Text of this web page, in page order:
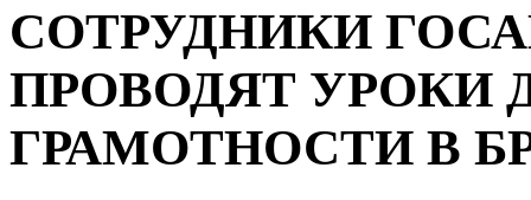
СОТРУДНИКИ
ПРОВОДЯТ УРОКИ
ГРАМОТНОСТИ В